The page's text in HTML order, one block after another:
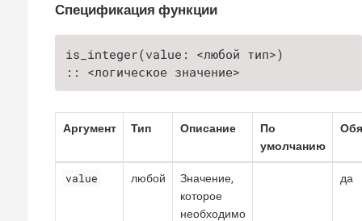
Спецификация функции
is_integer(value: <любой тип>)
:: <логическое значение>
Аргумент Тип Описание
По
умолчанию
value любой
Значение,
которое
необходимо
да